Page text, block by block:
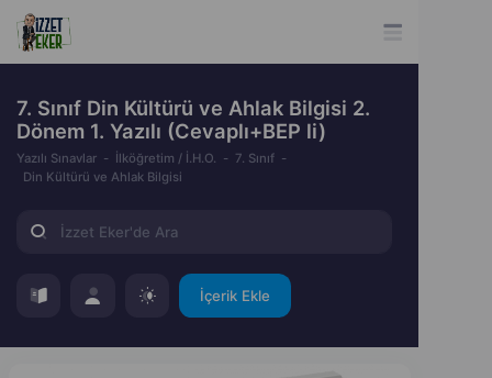
7. Sınıf Din Kültürü ve Ahlak Bilgisi 2.
Dönem 1. Yazılı (Cevaplı+BEP li)
Yazılı Sınavlar İlköğretim / İ.H.O.
7. Sınıf
Din Kültürü ve Ahlak Bilgisi
İçerik Ekle